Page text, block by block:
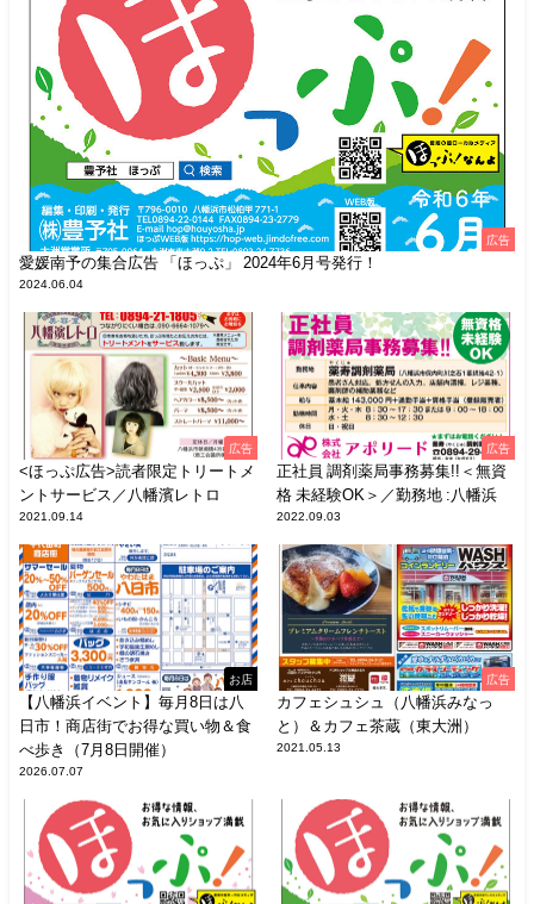
広告
愛媛南予の集合広告 「ほっぷ」 2024年6月号発行！
2024.06.04
広告
<ほっぷ広告>読者限定トリートメ
ントサービス／八幡濱レトロ
2021.09.14
広告
正社員 調剤薬局事務募集!!＜無資
格 未経験OK＞／勤務地 :八幡浜
2022.09.03
お店
【八幡浜イベント】毎月8日は八
日市！商店街でお得な買い物＆食
べ歩き（7月8日開催）
2026.07.07
広告
カフェシュシュ（八幡浜みなっ
と）＆カフェ茶蔵（東大洲）
2021.05.13